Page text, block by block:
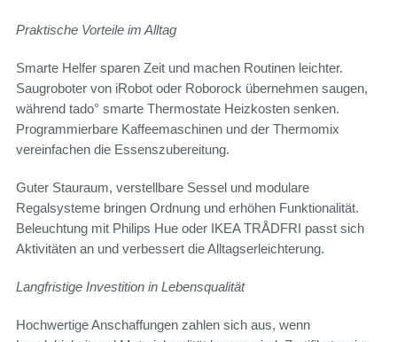
Praktische Vorteile im Alltag
Smarte Helfer sparen Zeit und machen Routinen leichter.
Saugroboter von iRobot oder Roborock übernehmen saugen,
während tado° smarte Thermostate Heizkosten senken.
Programmierbare Kaffeemaschinen und der Thermomix
vereinfachen die Essenszubereitung.
Guter Stauraum, verstellbare Sessel und modulare
Regalsysteme bringen Ordnung und erhöhen Funktionalität.
Beleuchtung mit Philips Hue oder IKEA TRÅDFRI passt sich
Aktivitäten an und verbessert die Alltagserleichterung.
Langfristige Investition in Lebensqualität
Hochwertige Anschaffungen zahlen sich aus, wenn